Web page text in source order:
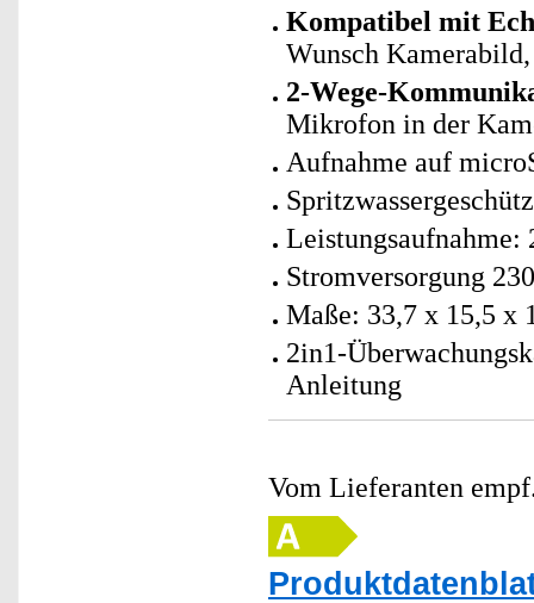
Kompatibel mit
Wunsch
2-Wege-
Mikrofon in der
Aufnahme auf
Leistungsaufnahme:
Stromversorgung
Maße: 33,7 x 15,5 x
2in1-
Anleitung
Vom Lieferanten